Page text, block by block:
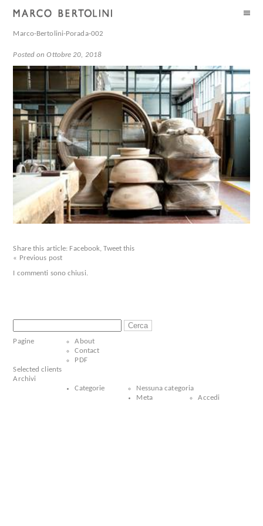
Marco-Bertolini-Porada-002
Posted on Ottobre 20, 2018
Share this article: Facebook,Tweet this
« Previous post
I commenti sono chiusi.
per:
Pagine
About
Contact
PDF
Selected clients
Archivi
Categorie
Nessuna categoria
Meta
Accedi